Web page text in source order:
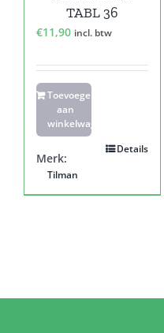
TABL 36
€11,90 incl. btw
Toevoegen
aan
winkelwagen
Details
Merk:
Tilman